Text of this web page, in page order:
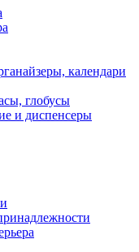
календари
глобусы
и диспенсеры